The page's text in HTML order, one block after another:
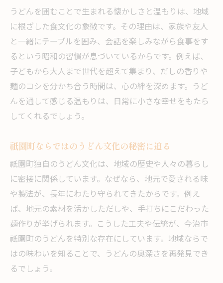
介
休日に訪れたい祇園町のうどん店選びのコ
ツ
うどんを囲んで過ごす家族団らんのひとと
き
地域密着型うどん店の魅力と温かいサービ
ス
ト
今治祇園町で味わう地元うどんの思い出作
り
家族で囲む心温まるうどん時間
家族みんなで味わううどんの優しい美味し
さ
うどんを通じて育む家族の温かな絆を体験
子連れでも安心して楽しめるうどん店の選
び方
うどんを囲むことで生まれる懐かしさと温もりは、地域
に根ざした食文化の象徴です。その理由は、家族や友人
と一緒にテーブルを囲み、会話を楽しみながら食事をす
るという昭和の習慣が息づいているからです。例えば、
子どもから大人まで世代を超えて集まり、だしの香りや
麺のコシを分かち合う時間は、心の絆を深めます。うど
んを通して感じる温もりは、日常に小さな幸せをもたら
してくれるでしょう。
祇園町ならではのうどん文化の秘密に迫る
祇園町独自のうどん文化は、地域の歴史や人々の暮らし
に密接に関係しています。なぜなら、地元で愛される味
や製法が、長年にわたり守られてきたからです。例え
ば、地元の素材を活かしただしや、手打ちにこだわった
麺作りが挙げられます。こうした工夫や伝統が、今治市
祇園町のうどんを特別な存在にしています。地域ならで
はの味わいを知ることで、うどんの奥深さを再発見でき
るでしょう。